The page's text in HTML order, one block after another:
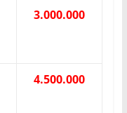
3.000.000
4.500.000